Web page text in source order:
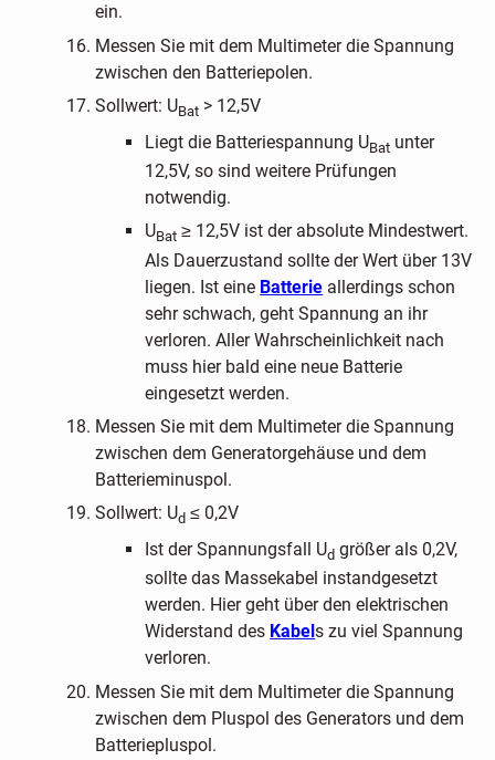
ein.
Messen Sie mit dem Multimeter die Spannung
zwischen den Batteriepolen.
Sollwert: UBat > 12,5V
Liegt die Batteriespannung UBat unter
12,5V, so sind weitere Prüfungen
notwendig.
UBat ≥ 12,5V ist der absolute Mindestwert.
Als Dauerzustand sollte der Wert über 13V
liegen. Ist eine Batterie allerdings schon
sehr schwach, geht Spannung an ihr
verloren. Aller Wahrscheinlichkeit nach
muss hier bald eine neue Batterie
eingesetzt werden.
Messen Sie mit dem Multimeter die Spannung
zwischen dem Generatorgehäuse und dem
Batterieminuspol.
Sollwert: Ud ≤ 0,2V
Ist der Spannungsfall Ud größer als 0,2V,
sollte das Massekabel instandgesetzt
werden. Hier geht über den elektrischen
Widerstand des Kabels zu viel Spannung
verloren.
Messen Sie mit dem Multimeter die Spannung
zwischen dem Pluspol des Generators und dem
Batteriepluspol.